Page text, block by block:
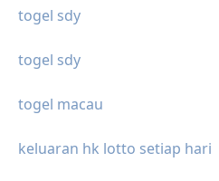
togel sdy
togel sdy
togel macau
keluaran hk lotto setiap hari